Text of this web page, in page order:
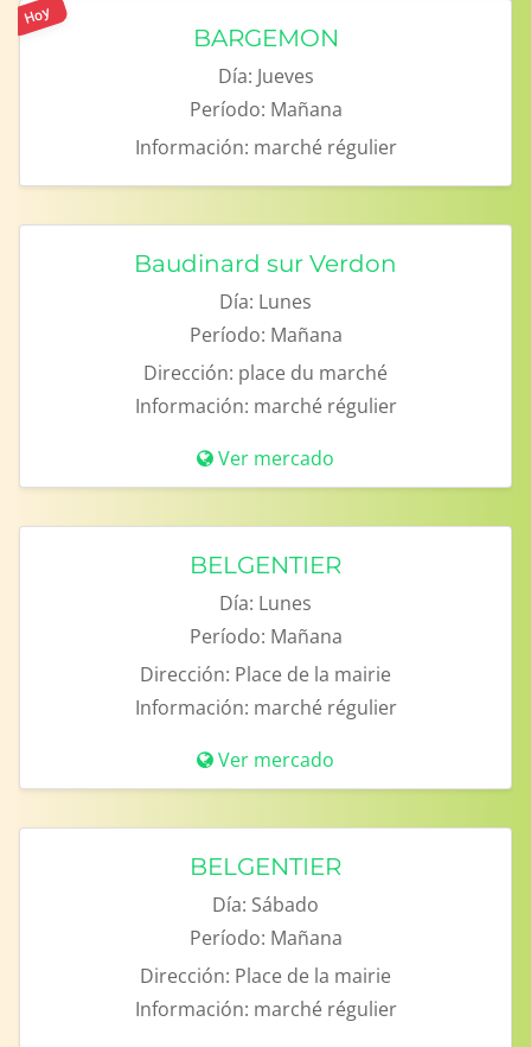
Hoy
BARGEMON
Día: Jueves
Período: Mañana
Información: marché régulier
Baudinard sur Verdon
Día: Lunes
Período: Mañana
Dirección: place du marché
Información: marché régulier
Ver mercado
BELGENTIER
Día: Lunes
Período: Mañana
Dirección: Place de la mairie
Información: marché régulier
Ver mercado
BELGENTIER
Día: Sábado
Período: Mañana
Dirección: Place de la mairie
Información: marché régulier